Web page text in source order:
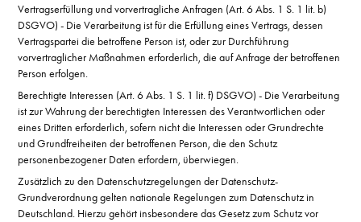
Vertragserfüllung und vorvertragliche Anfragen (Art. 6 Abs. 1 S. 1 lit. b)
DSGVO) - Die Verarbeitung ist für die Erfüllung eines Vertrags, dessen
Vertragspartei die betroffene Person ist, oder zur Durchführung
vorvertraglicher Maßnahmen erforderlich, die auf Anfrage der betroffenen
Person erfolgen.
Berechtigte Interessen (Art. 6 Abs. 1 S. 1 lit. f) DSGVO) - Die Verarbeitung
ist zur Wahrung der berechtigten Interessen des Verantwortlichen oder
eines Dritten erforderlich, sofern nicht die Interessen oder Grundrechte
und Grundfreiheiten der betroffenen Person, die den Schutz
personenbezogener Daten erfordern, überwiegen.
Zusätzlich zu den Datenschutzregelungen der Datenschutz-
Grundverordnung gelten nationale Regelungen zum Datenschutz in
Deutschland. Hierzu gehört insbesondere das Gesetz zum Schutz vor